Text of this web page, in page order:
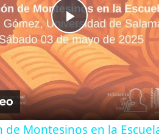
P
l
a
Montesinos en la